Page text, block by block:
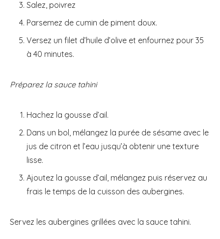
Salez, poivrez
Parsemez de cumin de piment doux.
Versez un filet d’huile d’olive et enfournez pour 35
à 40 minutes.
Préparez la sauce tahini
Hachez la gousse d’ail.
Dans un bol, mélangez la purée de sésame avec le
jus de citron et l’eau jusqu’à obtenir une texture
lisse.
Ajoutez la gousse d’ail, mélangez puis réservez au
frais le temps de la cuisson des aubergines.
Servez les aubergines grillées avec la sauce tahini.